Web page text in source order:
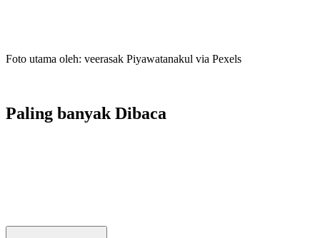
Foto utama oleh: veerasak Piyawatanakul via Pexels
Paling banyak Dibaca